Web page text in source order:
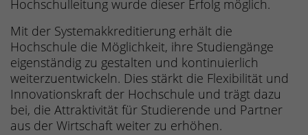
Hochschulleitung wurde dieser Erfolg möglich.
Mit der Systemakkreditierung erhält die
Hochschule die Möglichkeit, ihre Studiengänge
eigenständig zu gestalten und kontinuierlich
weiterzuentwickeln. Dies stärkt die Flexibilität und
Innovationskraft der Hochschule und trägt dazu
bei, die Attraktivität für Studierende und Partner
aus der Wirtschaft weiter zu erhöhen.